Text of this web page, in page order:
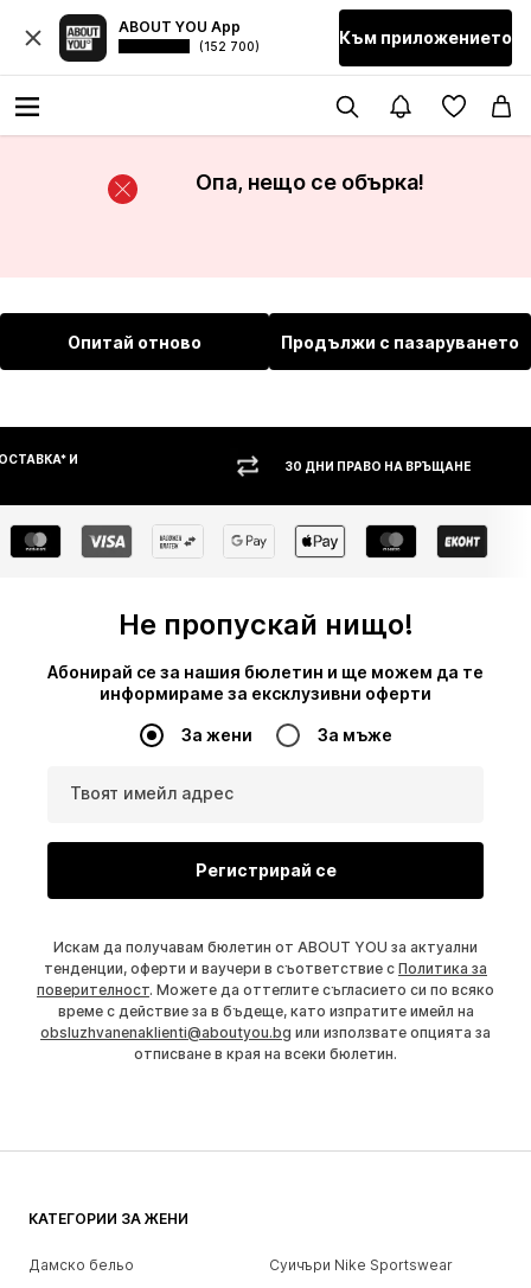
ABOUT YOU App
(152 700) Към приложението
Опа, нещо се обърка!
Опитай отново Продължи с пазаруването
30 ДНИ ПРАВО НА ВРЪЩАНЕ
Не пропускай нищо!
Абонирай се за нашия бюлетин и ще можем да те
информираме за ексклузивни оферти
За жени За мъже
Твоят имейл адрес
Регистрирай се
Искам да получавам бюлетин от ABOUT YOU за актуални
тенденции, оферти и ваучери в съответствие с Политика за
поверителност. Можете да оттеглите съгласието си по всяко
време с действие за в бъдеще, като изпратите имейл на
obsluzhvanenaklienti@aboutyou.bg или използвате опцията за
отписване в края на всеки бюлетин.
КАТЕГОРИИ ЗА ЖЕНИ
Дамско бельо
Суичъри Nike Sportswear